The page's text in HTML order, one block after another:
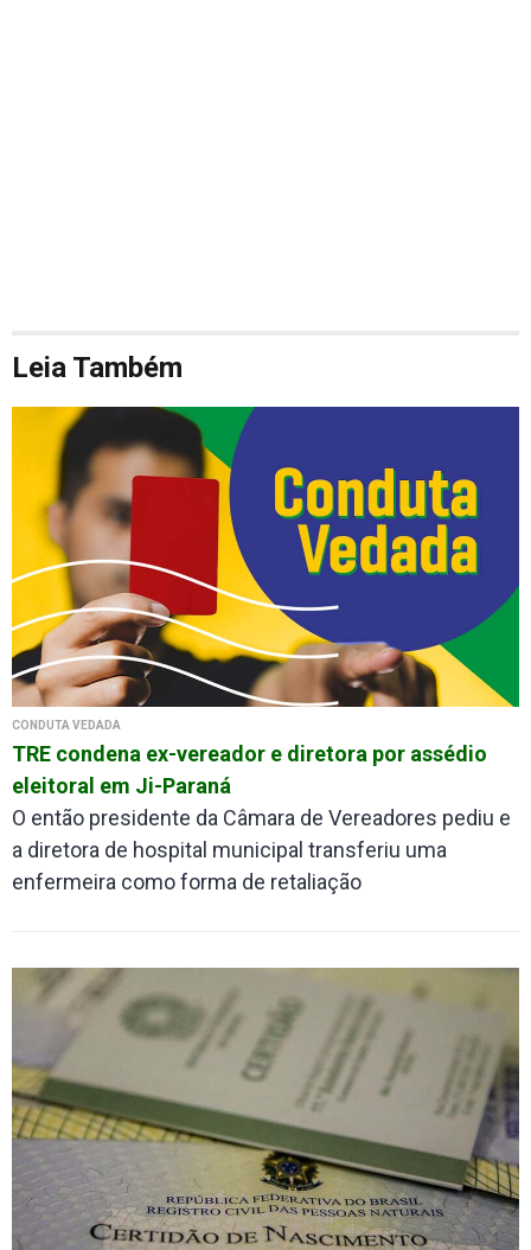
Leia Também
CONDUTA VEDADA
TRE condena ex-vereador e diretora por assédio
eleitoral em Ji-Paraná
O então presidente da Câmara de Vereadores pediu e
a diretora de hospital municipal transferiu uma
enfermeira como forma de retaliação